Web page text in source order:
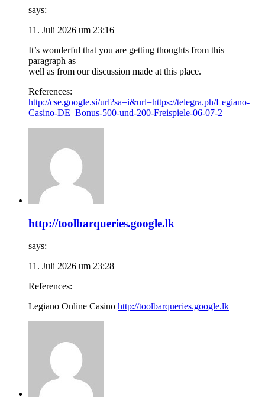
says:
11. Juli 2026 um 23:16
It’s wonderful that you are getting thoughts from this
paragraph as
well as from our discussion made at this place.
References:
http://cse.google.si/url?sa=i&url=https://telegra.ph/Legiano-
Casino-DE–Bonus-500-und-200-Freispiele-06-07-2
http://toolbarqueries.google.lk
says:
11. Juli 2026 um 23:28
References:
Legiano Online Casino http://toolbarqueries.google.lk